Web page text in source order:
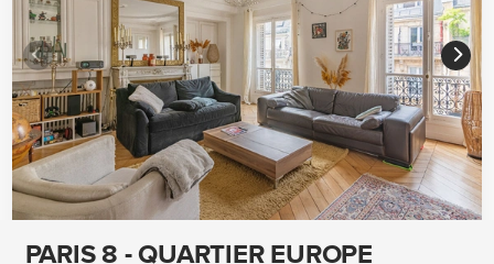
PARIS 8 - QUARTIER EUROPE